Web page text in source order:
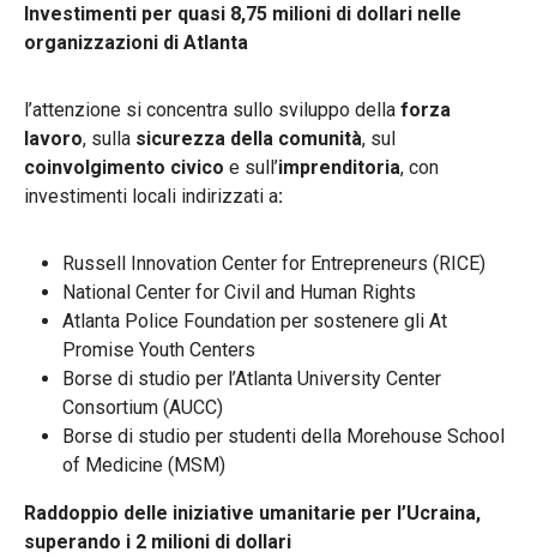
Investimenti per quasi 8,75 milioni di dollari nelle
organizzazioni di Atlanta
l’attenzione si concentra sullo sviluppo della forza
lavoro, sulla sicurezza della comunità, sul
coinvolgimento civico e sull’imprenditoria, con
investimenti locali indirizzati a:
Russell Innovation Center for Entrepreneurs (RICE)
National Center for Civil and Human Rights
Atlanta Police Foundation per sostenere gli At
Promise Youth Centers
Borse di studio per l’Atlanta University Center
Consortium (AUCC)
Borse di studio per studenti della Morehouse School
of Medicine (MSM)
Raddoppio delle iniziative umanitarie per l’Ucraina,
superando i 2 milioni di dollari